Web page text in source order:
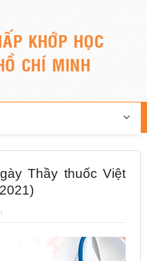
Thầy thuốc Việt